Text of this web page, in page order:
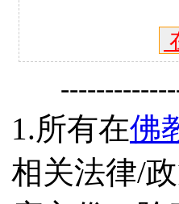
1.所有在佛
相关法律/